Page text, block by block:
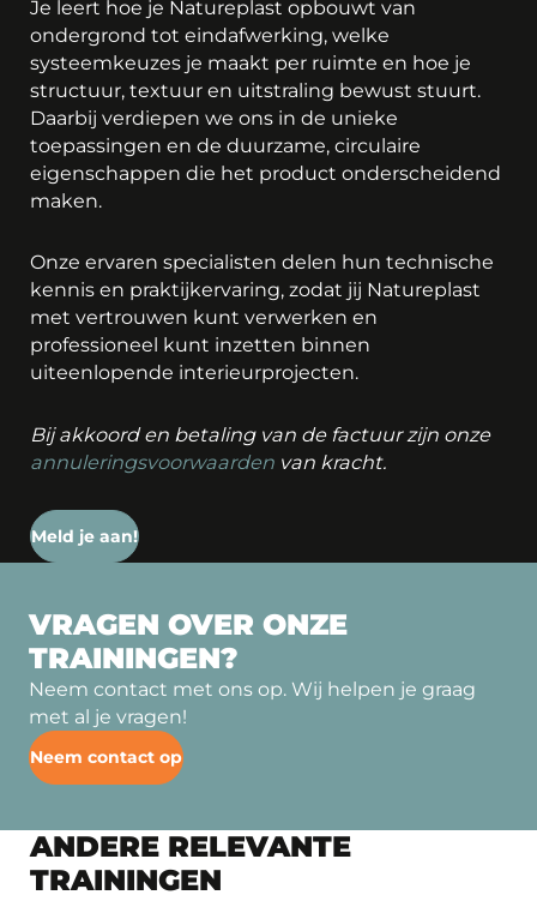
Je leert hoe je Natureplast opbouwt van
ondergrond tot eindafwerking, welke
systeemkeuzes je maakt per ruimte en hoe je
structuur, textuur en uitstraling bewust stuurt.
Daarbij verdiepen we ons in de unieke
toepassingen en de duurzame, circulaire
eigenschappen die het product onderscheidend
maken.
Onze ervaren specialisten delen hun technische
kennis en praktijkervaring, zodat jij Natureplast
met vertrouwen kunt verwerken en
professioneel kunt inzetten binnen
uiteenlopende interieurprojecten.
Bij akkoord en betaling van de factuur zijn onze
annuleringsvoorwaarden van kracht.
Meld je aan!
VRAGEN OVER ONZE
TRAININGEN?
Neem contact met ons op. Wij helpen je graag
met al je vragen!
Neem contact op
ANDERE RELEVANTE
TRAININGEN